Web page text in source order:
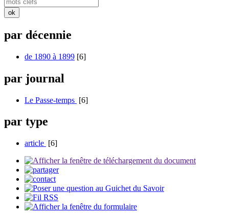
par décennie
de 1890 à 1899 [6]
par journal
Le Passe-temps [6]
par type
article [6]